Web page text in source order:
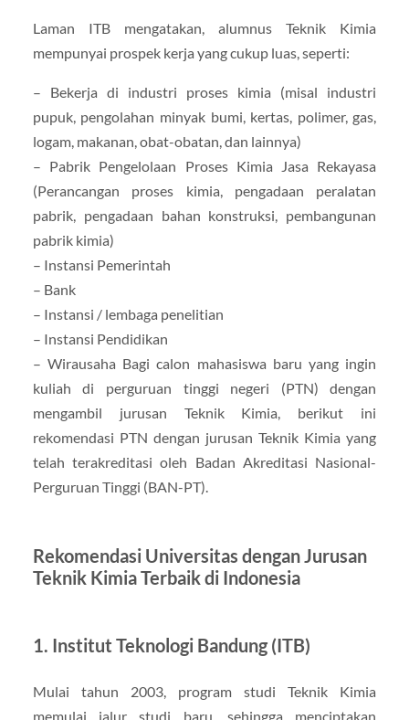
Laman ITB mengatakan, alumnus Teknik Kimia
mempunyai prospek kerja yang cukup luas, seperti:
– Bekerja di industri proses kimia (misal industri
pupuk, pengolahan minyak bumi, kertas, polimer, gas,
logam, makanan, obat-obatan, dan lainnya)
– Pabrik Pengelolaan Proses Kimia Jasa Rekayasa
(Perancangan proses kimia, pengadaan peralatan
pabrik, pengadaan bahan konstruksi, pembangunan
pabrik kimia)
– Instansi Pemerintah
– Bank
– Instansi / lembaga penelitian
– Instansi Pendidikan
– Wirausaha Bagi calon mahasiswa baru yang ingin
kuliah di perguruan tinggi negeri (PTN) dengan
mengambil jurusan Teknik Kimia, berikut ini
rekomendasi PTN dengan jurusan Teknik Kimia yang
telah terakreditasi oleh Badan Akreditasi Nasional-
Perguruan Tinggi (BAN-PT).
Rekomendasi Universitas dengan Jurusan
Teknik Kimia Terbaik di Indonesia
1. Institut Teknologi Bandung (ITB)
Mulai tahun 2003, program studi Teknik Kimia
memulai jalur studi baru, sehingga menciptakan